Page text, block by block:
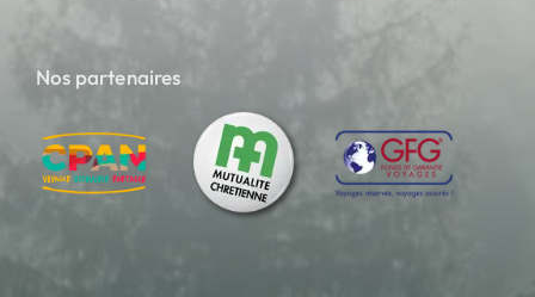
Nos partenaires